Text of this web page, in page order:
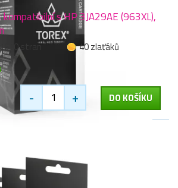
s HP 3JA29AE (963XL),
1600 stran
40 zlaťáků
- + DO KOŠÍKU